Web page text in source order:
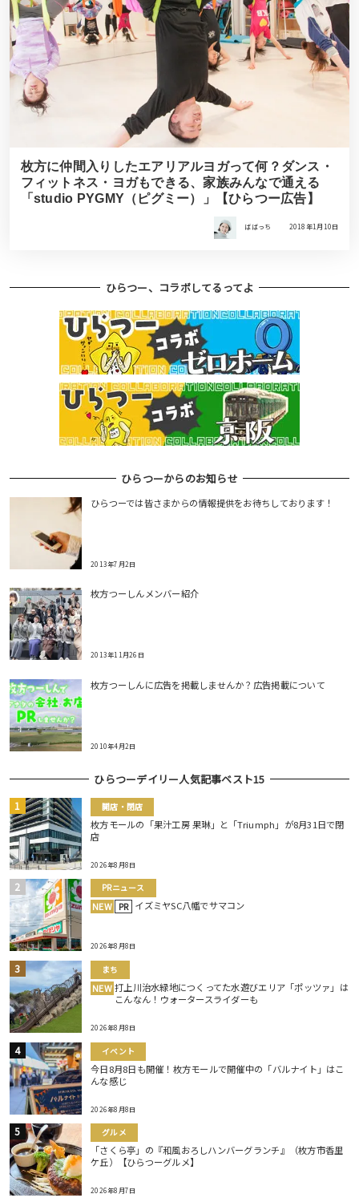
枚方に仲間入りしたエアリアルヨガって何？ダンス・
フィットネス・ヨガもできる、家族みんなで通える
「studio PYGMY（ピグミー）」【ひらつー広告】
ばばっち 2018年1月10日
ひらつー、コラボしてるってよ
ひらつーからのお知らせ
ひらつーでは皆さまからの情報提供をお待ちしております！
2013年7月2日
枚方つーしんメンバー紹介
2013年11月26日
枚方つーしんに広告を掲載しませんか？広告掲載について
2010年4月2日
ひらつーデイリー人気記事ベスト15
開店・閉店
枚方モールの「果汁工房 果琳」と「Triumph」が8月31日で閉
店
2026年8月8日
PRニュース
NEW PR イズミヤSC八幡でサマコン
2026年8月8日
まち
NEW 打上川治水緑地につくってた水遊びエリア「ポッツァ」は
こんなん！ウォータースライダーも
2026年8月8日
イベント
今日8月8日も開催！枚方モールで開催中の「バルナイト」はこ
んな感じ
2026年8月8日
グルメ
「さくら亭」の『和風おろしハンバーグランチ』（枚方市香里
ケ丘）【ひらつーグルメ】
2026年8月7日